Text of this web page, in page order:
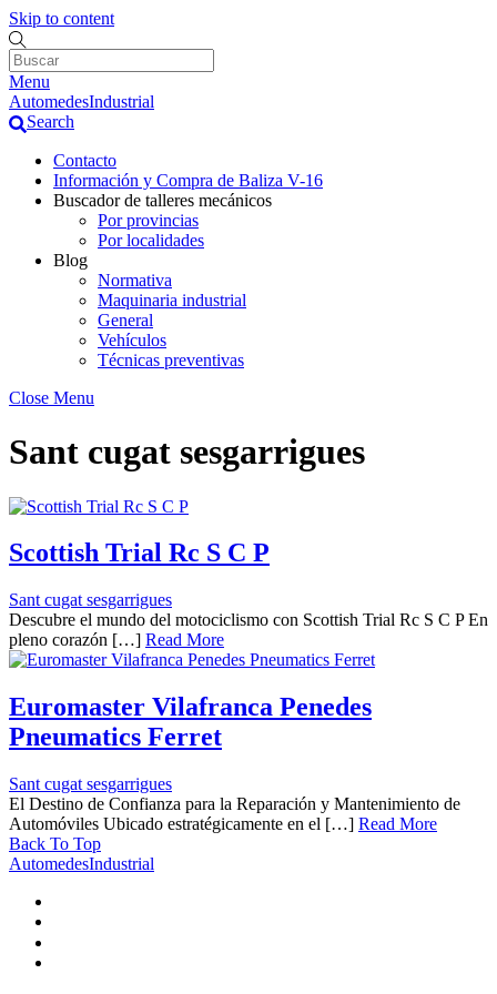
Skip to content
Menu
AutomedesIndustrial
Search
Contacto
Información y Compra de Baliza V-16
Buscador de talleres mecánicos
Por provincias
Por localidades
Blog
Normativa
Maquinaria industrial
General
Vehículos
Técnicas preventivas
Close Menu
Sant cugat sesgarrigues
Scottish Trial Rc S C P
Sant cugat sesgarrigues
Descubre el mundo del motociclismo con Scottish Trial Rc S C P En
pleno corazón […] Read More
Euromaster Vilafranca Penedes
Pneumatics Ferret
Sant cugat sesgarrigues
El Destino de Confianza para la Reparación y Mantenimiento de
Automóviles Ubicado estratégicamente en el […] Read More
Back To Top
AutomedesIndustrial